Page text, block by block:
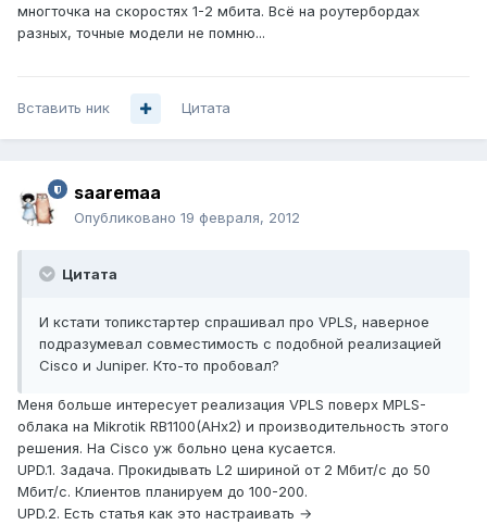
многточка на скоростях 1-2 мбита. Всё на роутербордах
разных, точные модели не помню...
Вставить ник Цитата
saaremaa
Опубликовано 19 февраля, 2012
Цитата
И кстати топикстартер спрашивал про VPLS, наверное
подразумевал совместимость с подобной реализацией
Cisco и Juniper. Кто-то пробовал?
Меня больше интересует реализация VPLS поверх MPLS-
облака на Mikrotik RB1100(AHx2) и производительность этого
решения. На Cisco уж больно цена кусается.
UPD.1. Задача. Прокидывать L2 шириной от 2 Мбит/с до 50
Мбит/с. Клиентов планируем до 100-200.
UPD.2. Есть статья как это настраивать →